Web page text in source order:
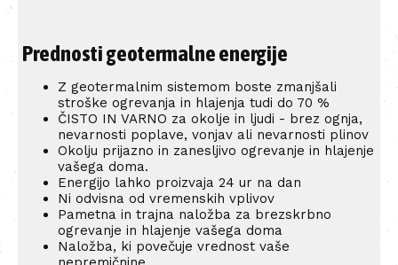
Prednosti geotermalne energije
Z geotermalnim sistemom boste zmanjšali
stroške ogrevanja in hlajenja tudi do 70 %
ČISTO IN VARNO za okolje in ljudi - brez ognja,
nevarnosti poplave, vonjav ali nevarnosti plinov
Okolju prijazno in zanesljivo ogrevanje in hlajenje
vašega doma.
Energijo lahko proizvaja 24 ur na dan
Ni odvisna od vremenskih vplivov
Pametna in trajna naložba za brezskrbno
ogrevanje in hlajenje vašega doma
Naložba, ki povečuje vrednost vaše